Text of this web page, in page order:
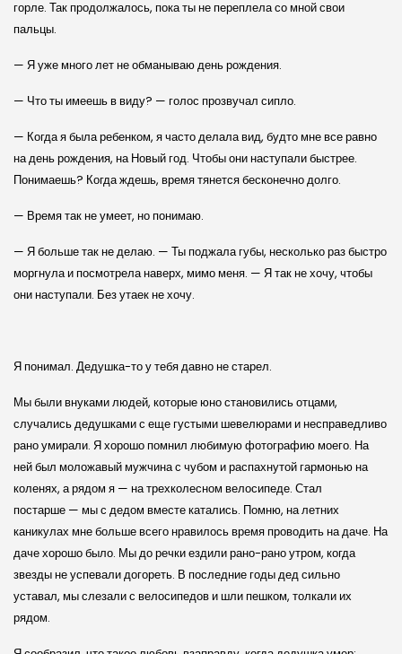
горле. Так продолжалось, пока ты не переплела со мной свои
пальцы.
— Я уже много лет не обманываю день рождения.
— Что ты имеешь в виду? — голос прозвучал сипло.
— Когда я была ребенком, я часто делала вид, будто мне все равно
на день рождения, на Новый год. Чтобы они наступали быстрее.
Понимаешь? Когда ждешь, время тянется бесконечно долго.
— Время так не умеет, но понимаю.
— Я больше так не делаю. — Ты поджала губы, несколько раз быстро
моргнула и посмотрела наверх, мимо меня. — Я так не хочу, чтобы
они наступали. Без утаек не хочу.
Я понимал. Дедушка-то у тебя давно не старел.
Мы были внуками людей, которые юно становились отцами,
случались дедушками с еще густыми шевелюрами и несправедливо
рано умирали. Я хорошо помнил любимую фотографию моего. На
ней был моложавый мужчина с чубом и распахнутой гармонью на
коленях, а рядом я — на трехколесном велосипеде. Стал
постарше — мы с дедом вместе катались. Помню, на летних
каникулах мне больше всего нравилось время проводить на даче. На
даче хорошо было. Мы до речки ездили рано-рано утром, когда
звезды не успевали догореть. В последние годы дед сильно
уставал, мы слезали с велосипедов и шли пешком, толкали их
рядом.